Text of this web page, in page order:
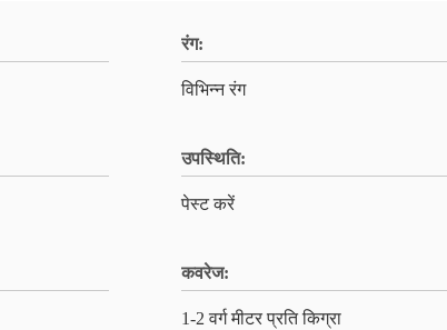
रंग:
विभिन्न रंग
उपस्थिति:
पेस्ट करें
कवरेज:
1-2 वर्ग मीटर प्रति किग्रा